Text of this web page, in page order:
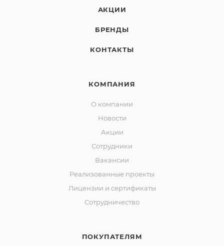
АКЦИИ
БРЕНДЫ
КОНТАКТЫ
КОМПАНИЯ
О компании
Новости
Акции
Сотрудники
Вакансии
Реализованные проекты
Лицензии и сертификаты
Сотрудничество
ПОКУПАТЕЛЯМ